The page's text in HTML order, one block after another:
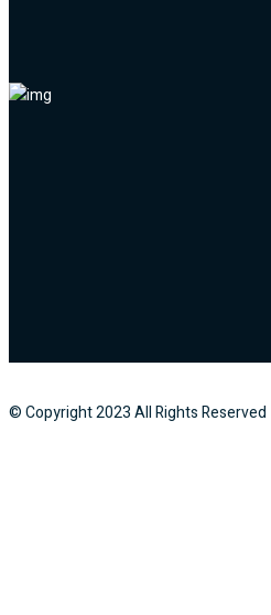
© Copyright2023All Rights Reserved